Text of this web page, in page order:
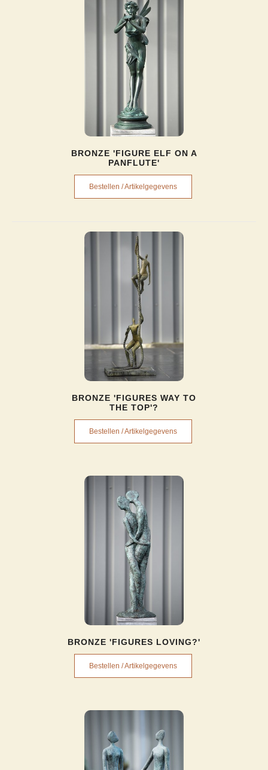
BRONZE 'FIGURE ELF ON A
PANFLUTE'
Bestellen / Artikelgegevens
BRONZE 'FIGURES WAY TO
THE TOP'?
Bestellen / Artikelgegevens
BRONZE 'FIGURES LOVING?'
Bestellen / Artikelgegevens